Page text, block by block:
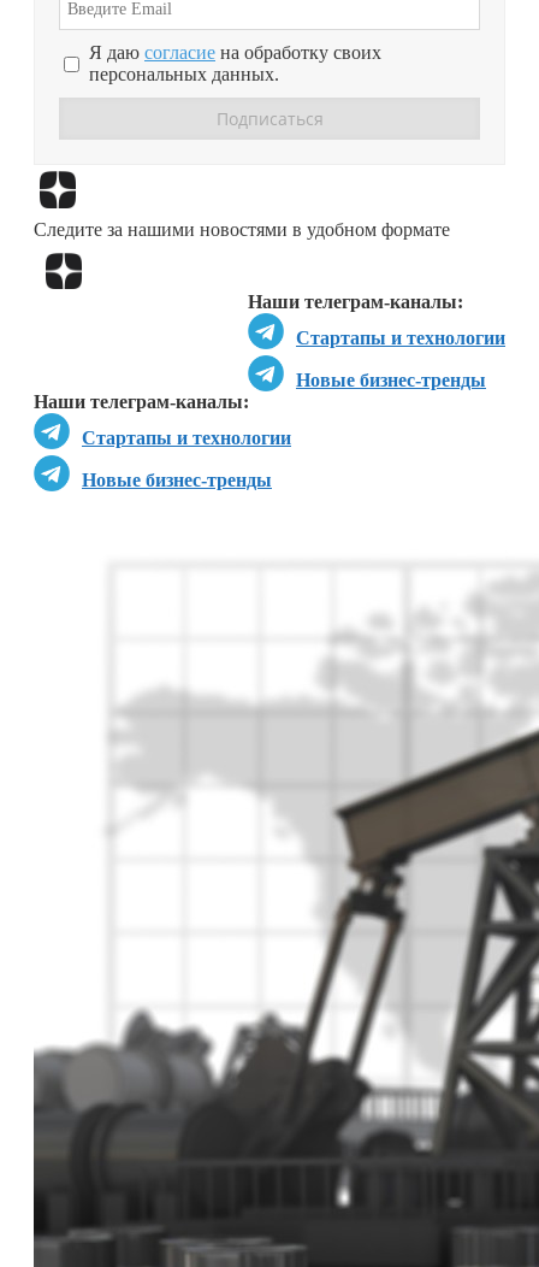
Я даю согласие на обработку своих
персональных данных.
Следите за нашими новостями в удобном формате
Наши телеграм-каналы:
Стартапы и технологии
Новые бизнес-тренды
Наши телеграм-каналы:
Стартапы и технологии
Новые бизнес-тренды